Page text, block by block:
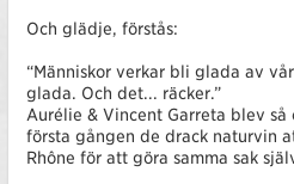
Och glädje, förstås:
“Människor verkar bli glada av
glada. Och det... räcker.”
Aurélie & Vincent Garreta blev
första gången de drack naturvin
Rhône för att göra samma sak